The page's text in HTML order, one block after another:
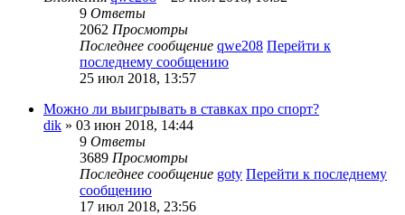
9 Ответы
2062 Просмотры
Последнее сообщение qwe208 Перейти к
последнему сообщению
25 июл 2018, 13:57
Можно ли выигрывать в ставках про спорт?
dik » 03 июн 2018, 14:44
9 Ответы
3689 Просмотры
Последнее сообщение goty Перейти к последнему
сообщению
17 июл 2018, 23:56